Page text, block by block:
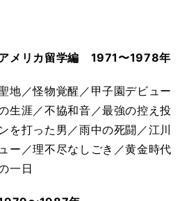
メリカ留学編 1971〜1978年
地／怪物覚醒／甲子園デビュー
生涯／不協和音／最強の控え投
を打った男／雨中の死闘／江川
ー／理不尽なしごき／黄金時代
一日